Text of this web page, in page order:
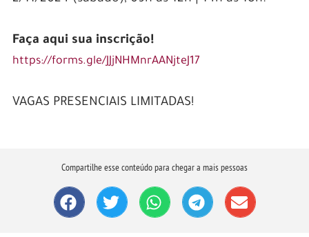
Faça aqui sua inscrição!
https://forms.gle/JJjNHMnrAANjteJ17
VAGAS PRESENCIAIS LIMITADAS!
Compartilhe esse conteúdo para chegar a mais pessoas